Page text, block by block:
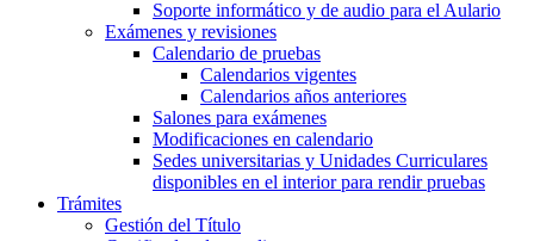
Soporte informático y de audio para el Aulario
Exámenes y revisiones
Calendario de pruebas
Calendarios vigentes
Calendarios años anteriores
Salones para exámenes
Modificaciones en calendario
Sedes universitarias y Unidades Curriculares
disponibles en el interior para rendir pruebas
Trámites
Gestión del Título